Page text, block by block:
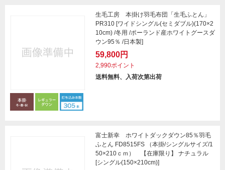
生毛工房 本掛け羽毛布団「生毛ふとん」
PR310 [ワイドシングル(セミダブル)(170×2
10cm) /冬用 /ポーランド産ホワイトグースダ
ウン95％ /日本製]
59,800円
2,990ポイント
送料無料、入荷次第出荷
富士新幸 ホワイトダックダウン85％羽毛
ふとん FD8515FS （本掛/シングルサイズ/1
50×210ｃｍ） 【在庫限り】 ナチュラル
[シングル(150×210cm)]